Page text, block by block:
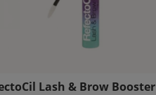
Lash & Brow Booster